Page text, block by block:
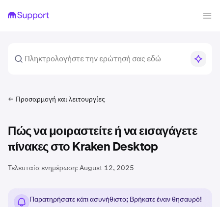
Προσαρμογή και λειτουργίες
Πώς να μοιραστείτε ή να εισαγάγετε
πίνακες στο Kraken Desktop
Τελευταία ενημέρωση: August 12, 2025
Παρατηρήσατε κάτι ασυνήθιστο; Βρήκατε έναν θησαυρό!